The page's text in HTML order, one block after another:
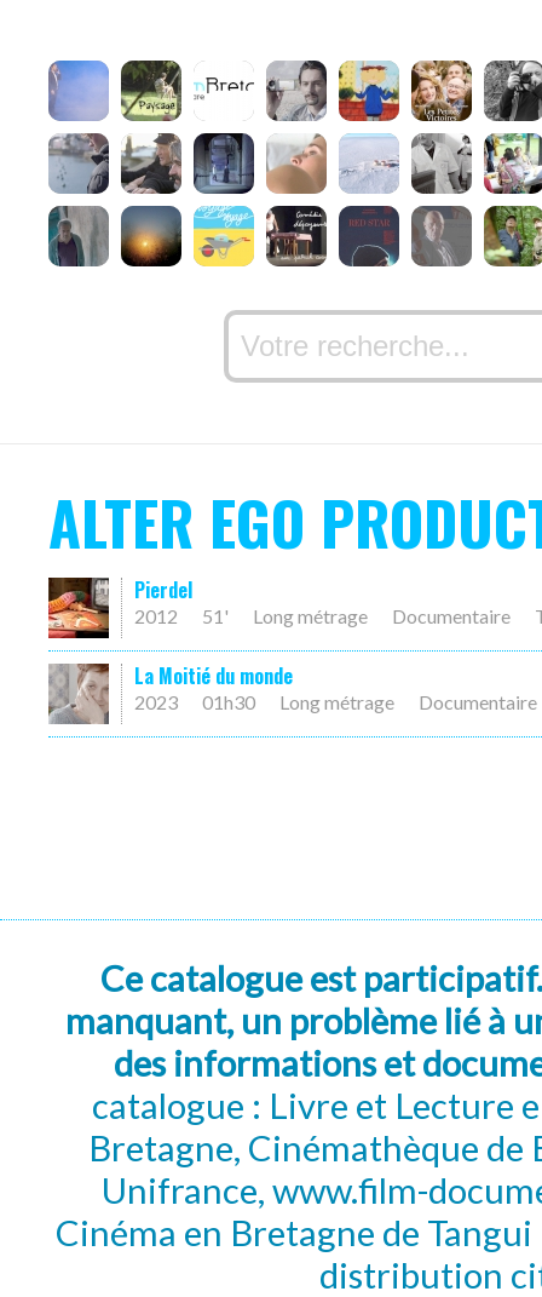
ALTER EGO
Pierdel
2012 51' Long métrage Documentaire
La Moitié du monde
2023 01h30 Long métrage Documentaire
Ce catalogue est
manquant, un problème lié à
des informations et
catalogue : Livre et Lecture
Bretagne, Cinémathèque de
Unifrance, www.film-
Cinéma en Bretagne de
distribution